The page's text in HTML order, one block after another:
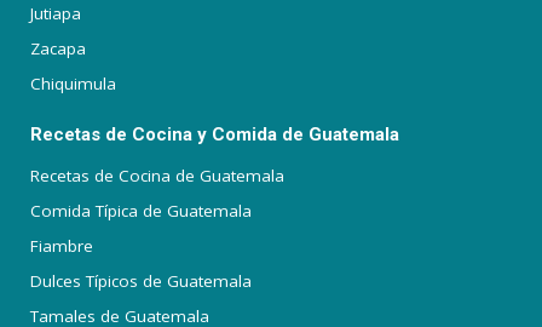
Jutiapa
Zacapa
Chiquimula
Recetas de Cocina y Comida de Guatemala
Recetas de Cocina de Guatemala
Comida Típica de Guatemala
Fiambre
Dulces Típicos de Guatemala
Tamales de Guatemala